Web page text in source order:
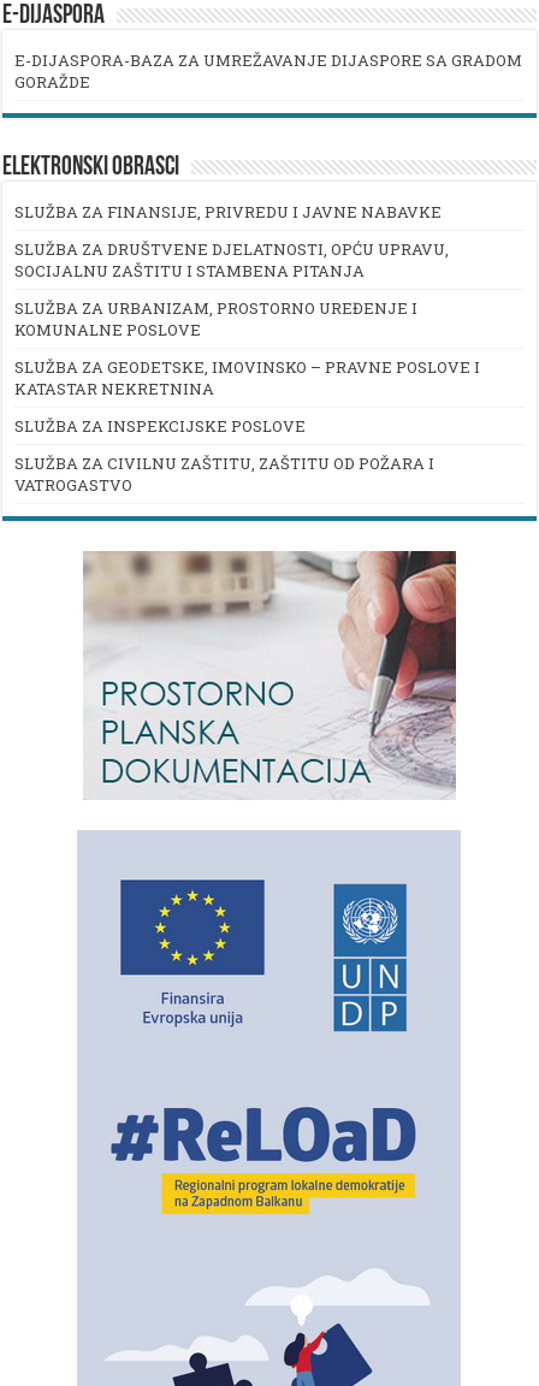
E-DIJASPORA
E-DIJASPORA-BAZA ZA UMREŽAVANJE DIJASPORE SA GRADOM
GORAŽDE
ELEKTRONSKI OBRASCI
SLUŽBA ZA FINANSIJE, PRIVREDU I JAVNE NABAVKE
SLUŽBA ZA DRUŠTVENE DJELATNOSTI, OPĆU UPRAVU,
SOCIJALNU ZAŠTITU I STAMBENA PITANJA
SLUŽBA ZA URBANIZAM, PROSTORNO UREĐENJE I
KOMUNALNE POSLOVE
SLUŽBA ZA GEODETSKE, IMOVINSKO – PRAVNE POSLOVE I
KATASTAR NEKRETNINA
SLUŽBA ZA INSPEKCIJSKE POSLOVE
SLUŽBA ZA CIVILNU ZAŠTITU, ZAŠTITU OD POŽARA I
VATROGASTVO